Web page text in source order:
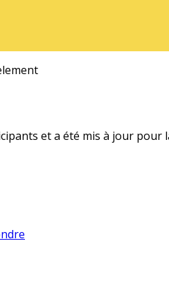
et a été mis à jour pour